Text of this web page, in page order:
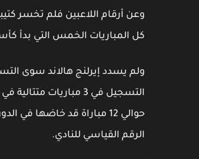
كل المباريات الخمس التي بدأ
ولم يسدد إيرلنج هالاند سوى
التسجيل في 3
الرقم القياسي للنادي.